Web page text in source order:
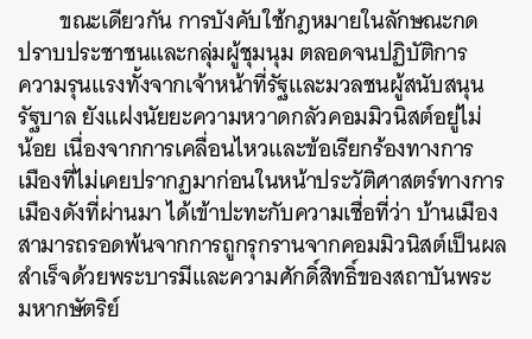
ขณะเดียวกัน การบังคับใช้กฎหมายในลักษณะกด
ปราบประชาชนและกลุ่มผู้ชุมนุม ตลอดจนปฏิบัติการ
ความรุนแรงทั้งจากเจ้าหน้าที่รัฐและมวลชนผู้สนับสนุน
รัฐบาล ยังแฝงนัยยะความหวาดกลัวคอมมิวนิสต์อยู่ไม่
น้อย เนื่องจากการเคลื่อนไหวและข้อเรียกร้องทางการ
เมืองที่ไม่เคยปรากฏมาก่อนในหน้าประวัติศาสตร์ทางการ
เมืองดังที่ผ่านมา ได้เข้าปะทะกับความเชื่อที่ว่า บ้านเมือง
สามารถรอดพ้นจากการถูกรุกรานจากคอมมิวนิสต์เป็นผล
สำเร็จด้วยพระบารมีและความศักดิ์สิทธิ์ของสถาบันพระ
มหากษัตริย์